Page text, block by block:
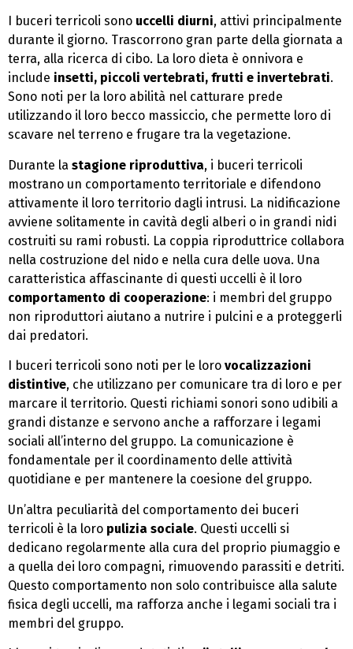
I buceri terricoli sono uccelli diurni, attivi principalmente
durante il giorno. Trascorrono gran parte della giornata a
terra, alla ricerca di cibo. La loro dieta è onnivora e
include insetti, piccoli vertebrati, frutti e invertebrati.
Sono noti per la loro abilità nel catturare prede
utilizzando il loro becco massiccio, che permette loro di
scavare nel terreno e frugare tra la vegetazione.
Durante la stagione riproduttiva, i buceri terricoli
mostrano un comportamento territoriale e difendono
attivamente il loro territorio dagli intrusi. La nidificazione
avviene solitamente in cavità degli alberi o in grandi nidi
costruiti su rami robusti. La coppia riproduttrice collabora
nella costruzione del nido e nella cura delle uova. Una
caratteristica affascinante di questi uccelli è il loro
comportamento di cooperazione: i membri del gruppo
non riproduttori aiutano a nutrire i pulcini e a proteggerli
dai predatori.
I buceri terricoli sono noti per le loro vocalizzazioni
distintive, che utilizzano per comunicare tra di loro e per
marcare il territorio. Questi richiami sonori sono udibili a
grandi distanze e servono anche a rafforzare i legami
sociali all’interno del gruppo. La comunicazione è
fondamentale per il coordinamento delle attività
quotidiane e per mantenere la coesione del gruppo.
Un’altra peculiarità del comportamento dei buceri
terricoli è la loro pulizia sociale. Questi uccelli si
dedicano regolarmente alla cura del proprio piumaggio e
a quella dei loro compagni, rimuovendo parassiti e detriti.
Questo comportamento non solo contribuisce alla salute
fisica degli uccelli, ma rafforza anche i legami sociali tra i
membri del gruppo.